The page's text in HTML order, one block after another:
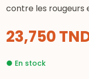
contre les rougeurs
23,750
● En stock